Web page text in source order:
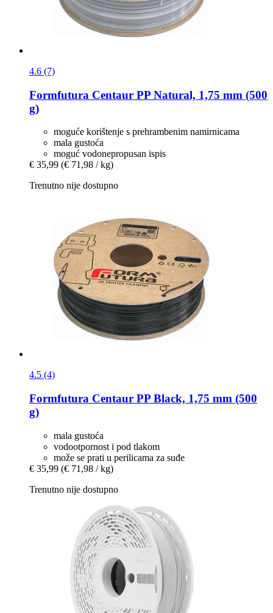
4.6 (7)
Formfutura Centaur PP Natural, 1,75 mm (500
g)
moguće korištenje s prehrambenim namirnicama
mala gustoća
moguć vodonepropusan ispis
€ 35,99 (€ 71,98 / kg)
Trenutno nije dostupno
4.5 (4)
Formfutura Centaur PP Black, 1,75 mm (500
g)
mala gustoća
vodootpornost i pod tlakom
može se prati u perilicama za suđe
€ 35,99 (€ 71,98 / kg)
Trenutno nije dostupno